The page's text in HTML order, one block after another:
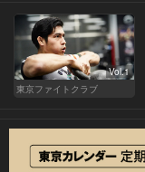
Vol.1
東京ファイトクラブ